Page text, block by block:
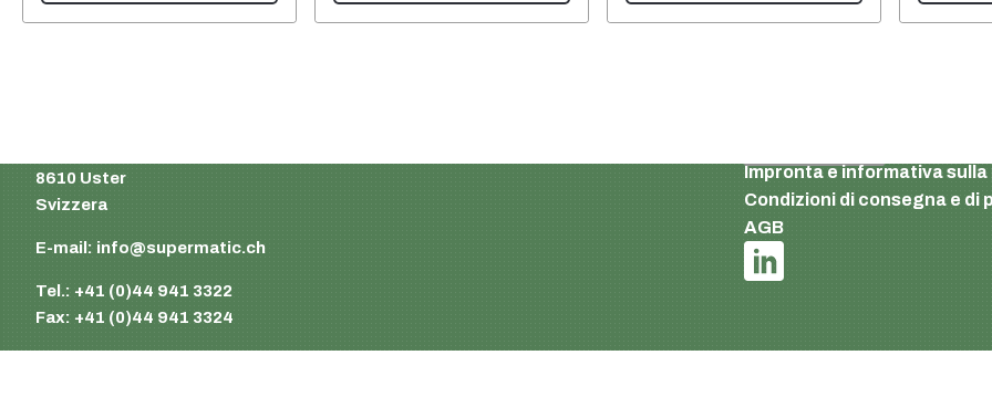
8610 Uster
Svizzera
E-mail: info@supermatic.ch
Tel.: +41 (0)44 941 3322
Fax: +41 (0)44 941 3324
Impronta e informativa
Condizioni di consegna e di
AGB